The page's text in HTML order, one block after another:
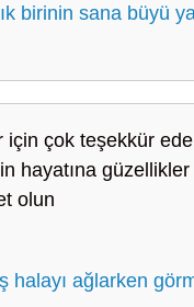
birinin sana büyü
için çok teşekkür
hayatına
olun
halayı ağlarken